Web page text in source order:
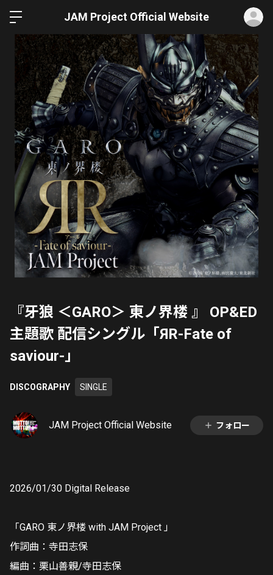
JAM Project Official Website
『牙狼 ＜GARO＞ 東ノ界楼 』 OP&ED
主題歌 配信シングル「ЯR-Fate of
saviour-」
DISCOGRAPHY SINGLE
JAM Project Official Website フォロー
2026/01/30 Digital Release
「GARO 東ノ界楼 with JAM Project 」
作詞曲：寺田志保
編曲：栗山善親/寺田志保